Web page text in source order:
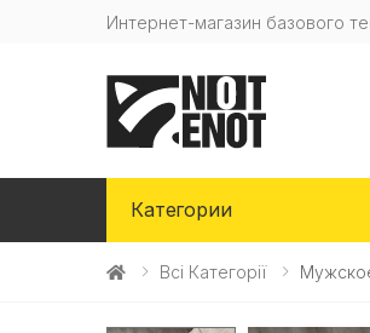
Интернет-магазин базового
Категории
Всі Категорії